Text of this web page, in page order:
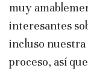
muy
interesantes
incluso
proceso, así